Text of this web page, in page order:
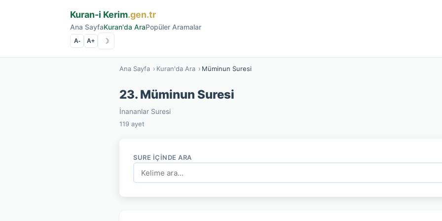
Kuran-i Kerim.gen.tr
Ana SayfaKuran'da AraPopüler Aramalar
A- A+ ☽
Ana Sayfa › Kuran'da Ara › Müminun Suresi
23. Müminun Suresi
İnananlar Suresi
119 ayet
SURE İÇINDE ARA